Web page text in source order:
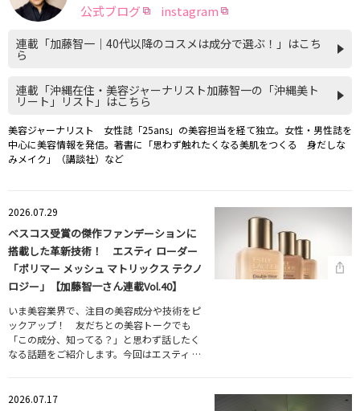
公式ブログ instagram
連載「加藤智一｜40代以降のコスメは成分で選ぶ！」はこち
ら
連載「沖縄在住・美容ジャーナリスト加藤智一の「沖縄美ト
リート」リスト」はこちら
美容ジャーナリスト 女性誌「25ans」の美容担当を経て独立。女性・男性誌を
中心に美容情報を発信。著書に「思わず触れたくなる美肌をつくる 身だしな
みメイク」（講談社）など
2026.07.29
ベスコス受賞の傑作ファンデーションに
搭載した革新技術！ エスティ ローダー
「ポリマー メッシュ マトリックス テクノ
ロジー」【加藤智一さん連載Vol.40】
いま美容業界で、注目の美容成分や技術をピ
ックアップ！ 友だちとの美容トークでも
「この成分、知ってる？」と思わず話したく
なる話題をご紹介します。今回はエスティ …
2026.07.17